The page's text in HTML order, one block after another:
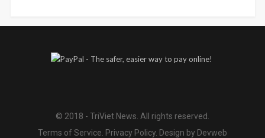
© 2018 - TriViet News. All rights reserved.
Terms of Service. Privacy Policy. Design by Devweb